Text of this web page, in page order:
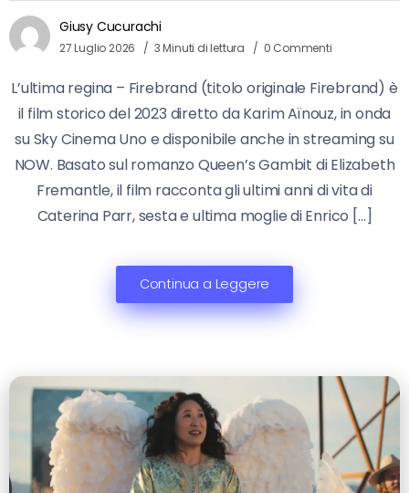
Giusy Cucurachi
27 Luglio 2026 3 Minuti di lettura 0 Commenti
L’ultima regina – Firebrand (titolo originale Firebrand) è
il film storico del 2023 diretto da Karim Aïnouz, in onda
su Sky Cinema Uno e disponibile anche in streaming su
NOW. Basato sul romanzo Queen’s Gambit di Elizabeth
Fremantle, il film racconta gli ultimi anni di vita di
Caterina Parr, sesta e ultima moglie di Enrico […]
Continua a Leggere